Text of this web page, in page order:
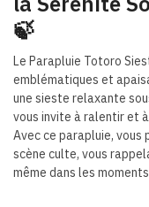
🍃
Le Parapluie Totoro
emblématiques et
une sieste relaxante
vous invite à ralentir et
Avec ce parapluie, vous
scène culte, vous
même dans les